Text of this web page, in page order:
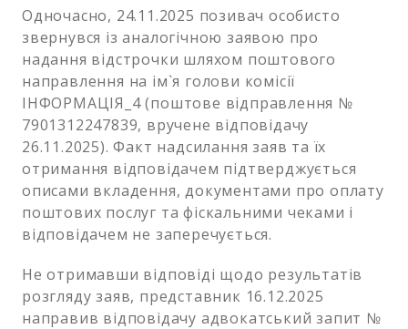
Одночасно, 24.11.2025 позивач особисто
звернувся із аналогічною заявою про
надання відстрочки шляхом поштового
направлення на ім`я голови комісії
ІНФОРМАЦІЯ_4 (поштове відправлення №
7901312247839, вручене відповідачу
26.11.2025). Факт надсилання заяв та їх
отримання відповідачем підтверджується
описами вкладення, документами про оплату
поштових послуг та фіскальними чеками і
відповідачем не заперечується.
Не отримавши відповіді щодо результатів
розгляду заяв, представник 16.12.2025
направив відповідачу адвокатський запит №